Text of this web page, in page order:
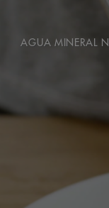
AGUA MINERAL